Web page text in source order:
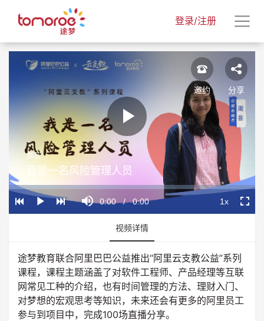
登录/注册
Play
Video
Play
Current
Time
0:00 / Duration
0:00
Loaded:
0%
Progress:
0%
Playback
Rate
1x
周芸
我是一名风险管理人员
邀约 分享
视频详情
途梦教育联合阿里巴巴公益推出“阿里云支教公益”系列
课程，课程主题涵盖了对软件工程师、产品经理等互联
网常见工种的介绍，也有时间管理的方法、理财入门、
对梦想的宏观思考等知识，未来还会有更多的阿里员工
参与到项目中，完成100场直播分享。